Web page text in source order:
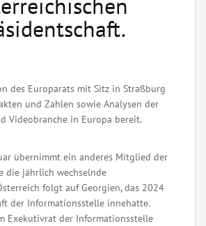
des Europarats mit Sitz in Straßburg
und Zahlen sowie Analysen der
Videobranche in Europa bereit.
übernimmt ein anderes Mitglied der
die jährlich wechselnde
folgt auf Georgien, das 2024
der Informationsstelle innehatte.
Exekutivrat der Informationsstelle